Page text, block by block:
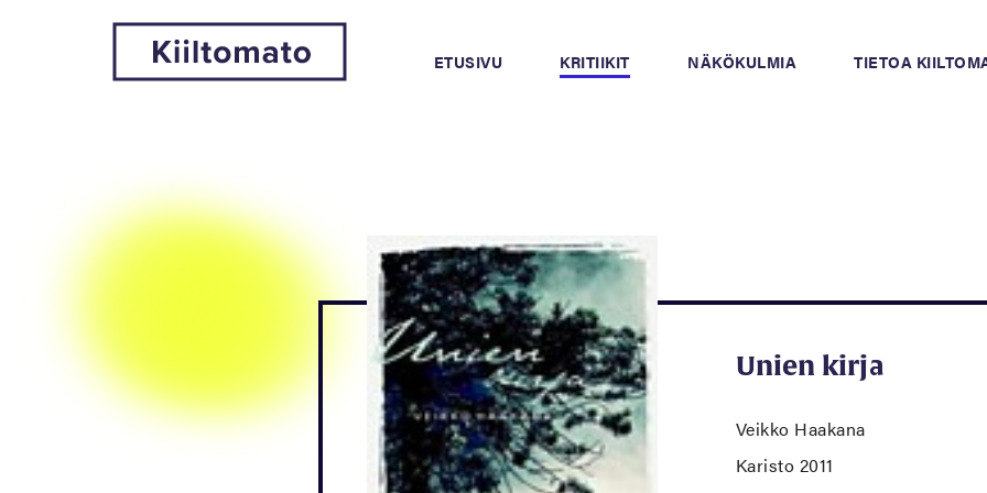
ETUSIVU KRITIIKIT NÄKÖKULMIA TIETOA
Unien kirja
Veikko Haakana
Karisto 2011